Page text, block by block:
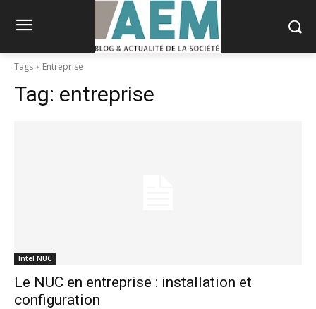
Tags Entreprise
Tag: entreprise
Intel NUC
Le NUC en entreprise : installation et
configuration